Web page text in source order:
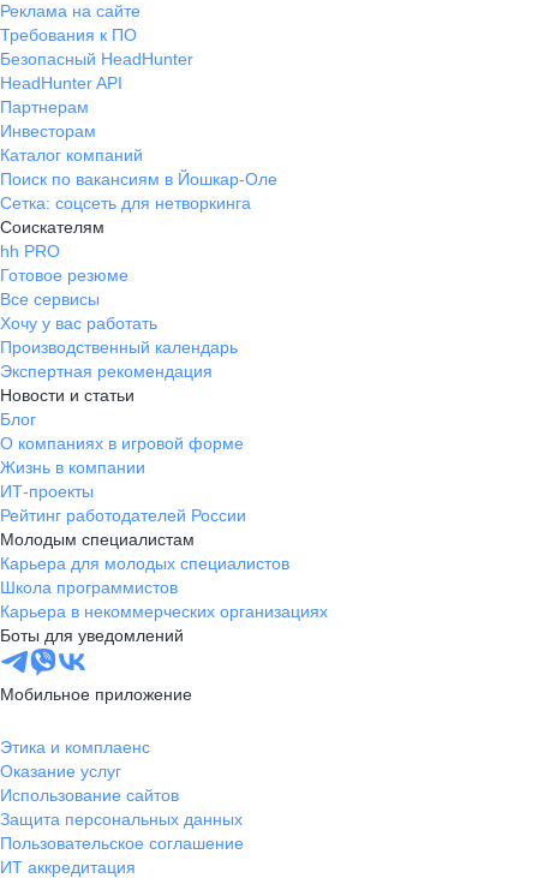
Реклама на сайте
Требования к ПО
Безопасный HeadHunter
HeadHunter API
Партнерам
Инвесторам
Каталог компаний
Поиск по вакансиям в Йошкар-Оле
Сетка: соцсеть для нетворкинга
Соискателям
hh PRO
Готовое резюме
Все сервисы
Хочу у вас работать
Производственный календарь
Экспертная рекомендация
Новости и статьи
Блог
О компаниях в игровой форме
Жизнь в компании
ИТ-проекты
Рейтинг работодателей России
Молодым специалистам
Карьера для молодых специалистов
Школа программистов
Карьера в некоммерческих организациях
Боты для уведомлений
Мобильное приложение
Этика и комплаенс
Оказание услуг
Использование сайтов
Защита персональных данных
Пользовательское соглашение
ИТ аккредитация